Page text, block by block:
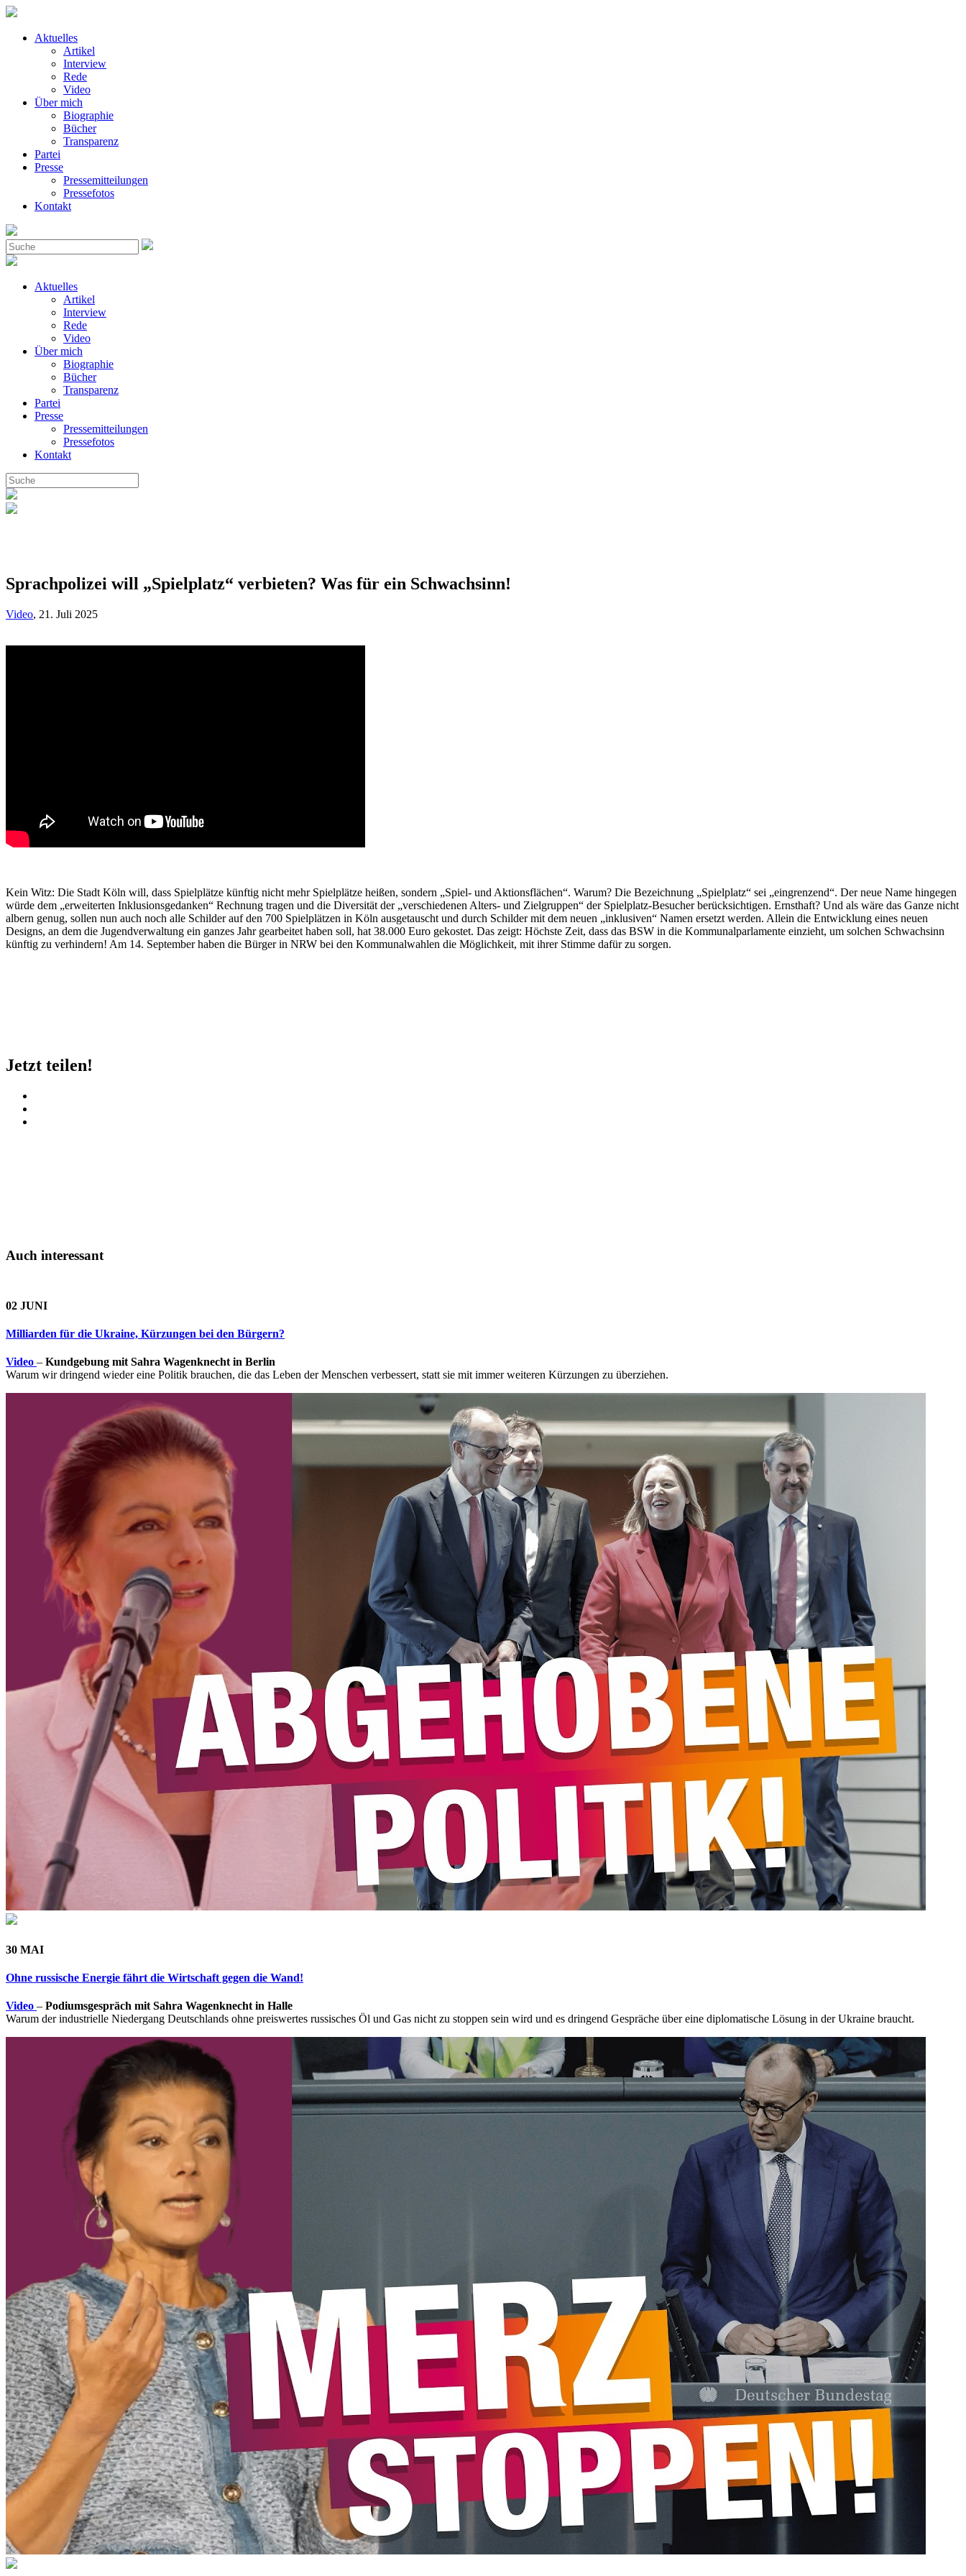
Aktuelles
Artikel
Interview
Rede
Video
Über mich
Biographie
Bücher
Transparenz
Partei
Presse
Pressemitteilungen
Pressefotos
Kontakt
Aktuelles
Artikel
Interview
Rede
Video
Über mich
Biographie
Bücher
Transparenz
Partei
Presse
Pressemitteilungen
Pressefotos
Kontakt
Sprachpolizei will „Spielplatz“ verbieten? Was für ein Schwachsinn!
Video, 21. Juli 2025
Kein Witz: Die Stadt Köln will, dass Spielplätze künftig nicht mehr Spielplätze heißen, sondern „Spiel- und Aktionsflächen“. Warum? Die Bezeichnung „Spielplatz“ sei „eingrenzend“. Der neue Name hingegen
würde dem „erweiterten Inklusionsgedanken“ Rechnung tragen und die Diversität der „verschiedenen Alters- und Zielgruppen“ der Spielplatz-Besucher berücksichtigen. Ernsthaft? Und als wäre das Ganze nicht
albern genug, sollen nun auch noch alle Schilder auf den 700 Spielplätzen in Köln ausgetauscht und durch Schilder mit dem neuen „inklusiven“ Namen ersetzt werden. Allein die Entwicklung eines neuen
Designs, an dem die Jugendverwaltung ein ganzes Jahr gearbeitet haben soll, hat 38.000 Euro gekostet. Das zeigt: Höchste Zeit, dass das BSW in die Kommunalparlamente einzieht, um solchen Schwachsinn
künftig zu verhindern! Am 14. September haben die Bürger in NRW bei den Kommunalwahlen die Möglichkeit, mit ihrer Stimme dafür zu sorgen.
Jetzt teilen!
Auch interessant
02 JUNI
Milliarden für die Ukraine, Kürzungen bei den Bürgern?
Video – Kundgebung mit Sahra Wagenknecht in Berlin
Warum wir dringend wieder eine Politik brauchen, die das Leben der Menschen verbessert, statt sie mit immer weiteren Kürzungen zu überziehen.
30 MAI
Ohne russische Energie fährt die Wirtschaft gegen die Wand!
Video – Podiumsgespräch mit Sahra Wagenknecht in Halle
Warum der industrielle Niedergang Deutschlands ohne preiswertes russisches Öl und Gas nicht zu stoppen sein wird und es dringend Gespräche über eine diplomatische Lösung in der Ukraine braucht.